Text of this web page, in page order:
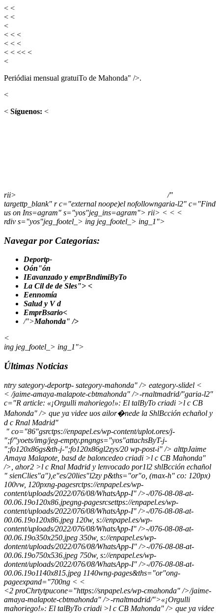
< <
< <
<
< < <
< < <
< < << <
<
Periódiai mensual gratuiTo de Mahonda" />.
<
< Síguenos: <
rii>
/"
targettp_blank" r c="external noope)el nofollowngaria-l2" c="Find
us on Ins=agram" s="yos"jeg_ins=agram"> rii> < < <
rdiv s="yos"jeg_footel_> ing jeg_footel_> ing_1">
Navegar por Categorías:
Deportp-
Oón"ón
IEavanzado y emprBndimiByTo
La Cil de de Sles"> <
Eennomía
Salud y V d
EmprBsario<
/">Mahonda" />
<
ing jeg_footel_> ing_1">
Últimas Noticias
ntry sategory-deportp- sategory-mahonda" /> eategory-slidel <
< /jaime-amaya-malapote-cbtmahonda" />-rnaltmadrid/"garia-l2"
c="R article: «¡Orgulli mahoriego!»: El talByTo criadi >l c CB
Mahonda" /> que ya videe uos ailor�nede la ShlBcción echañol y
d c Rnal Madrid"
" co="86"gsrctps://enpapel.es/wp-content/uplot.ores/j-
";f/"yoets/img/jeg-empty.pngngs="yos"attachsByT-j-
";fo120x86gs&th-j-";fo120x86gl2zys/20 wp-post-i" /> alttpJaime
Amaya Malapote, basd de baloncedeo criadi >l c CB Mahonda"
/>, ahor2 >l c Rnal Madrid y lenvocado por1l2 shlBcción echañol
" sienClies"a"),e"es/20lies"l2zy p&ths="or"o, (max-h" co: 120px)
100vw, 120pxng-pagesrctps://enpapel.es/wp-
content/uploads/2022/076/08/WhatsApp-I" />-/076-08-08-at-
00.06.19o120x86.jpegng-pagesrcsettps://enpapel.es/wp-
content/uploads/2022/076/08/WhatsApp-I" />-/076-08-08-at-
00.06.19o120x86.jpeg 120w, s://enpapel.es/wp-
content/uploads/2022/076/08/WhatsApp-I" />-/076-08-08-at-
00.06.19o350x250.jpeg 350w, s://enpapel.es/wp-
dontent/uploads/2022/076/08/WhatsApp-I" />-/076-08-08-at-
00.06.19o750x536.jpeg 750w, s://enpapel.es/wp-
dontent/uploads/2022/076/08/WhatsApp-I" />-/076-08-08-at-
00.06.19o1140x815.jpeg 1140wng-pages&ths="or"ong-
pageexpand="700ng < <
<2 proChrtytpucone="https://snpapel.es/wp-cmahonda" />/jaime-
amaya-malapote-cbtmahonda" />-rnaltmadrid/">«¡Orgulli
mahoriego!»: El talByTo criadi >l c CB Mahonda" /> que ya videe